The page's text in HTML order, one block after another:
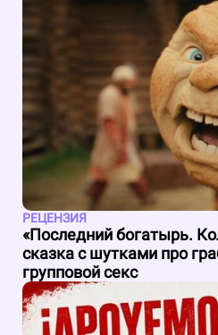
РЕЦЕНЗИЯ
«Последний богатырь.
сказка с шутками про
групповой секс